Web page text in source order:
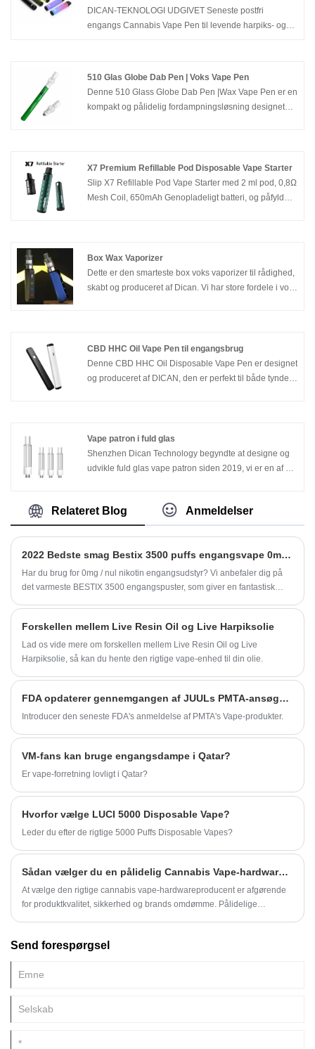
DICAN-TEKNOLOGI UDGIVET Seneste postfri
engangs Cannabis Vape Pen til levende harpiks- og
oliedampningsoplevelse, du aldrig har haft før.
510 Glas Globe Dab Pen | Voks Vape Pen
Denne 510 Glass Globe Dab Pen |Wax Vape Pen er en
kompakt og pålidelig fordampningsløsning designet
smag, glat damp og ensartet ydeevne til en bred vifte af
koncentrater.
X7 Premium Refillable Pod Disposable Vape Starter
Slip X7 Refillable Pod Vape Starter med 2 ml pod, 0,8Ω
Mesh Coil, 650mAh Genopladeligt batteri, og påfyld
Box Wax Vaporizer
Dette er den smarteste box voks vaporizer til rådighed,
skabt og produceret af Dican. Vi har store fordele i voks
mærker af voks vaporizers. Leder du efter
professionelle voks vape leverandører og producenter,
kontakt os venligst for yderligere diskussion.
CBD HHC Oil Vape Pen til engangsbrug
Denne CBD HHC Oil Disposable Vape Pen er designet
og produceret af DICAN, den er perfekt til både tynde
Bedre til cbd-olie og tykke olier som HHC-olie, Delta
8/9/10-olier.
Vape patron i fuld glas
Shenzhen Dican Technology begyndte at designe og
udvikle fuld glas vape patron siden 2019, vi er en af ​​de
testet af partnerkunder i USA af forskellige slags cbd
olier, det er nu den mest pålidelige glas vape patron på
Relateret Blog Anmeldelser
2022 Bedste smag Bestix 3500 puffs engangsvape 0mg nul nikotin
Har du brug for 0mg / nul nikotin engangsudstyr? Vi anbefaler dig på
det varmeste BESTIX 3500 engangspuster, som giver en fantastisk
Forskellen mellem Live Resin Oil og Live Harpiksolie
Lad os vide mere om forskellen mellem Live Resin Oil og Live
Harpiksolie, så kan du hente den rigtige vape-enhed til din olie.
FDA opdaterer gennemgangen af ​​JUULs PMTA-ansøgning
Introducer den seneste FDA's anmeldelse af PMTA's Vape-produkter.
VM-fans kan bruge engangsdampe i Qatar?
Er vape-forretning lovligt i Qatar?
Hvorfor vælge LUCI 5000 Disposable Vape?
Leder du efter de rigtige 5000 Puffs Disposable Vapes?
Sådan vælger du en pålidelig Cannabis Vape-hardwareproducent
At vælge den rigtige cannabis vape-hardwareproducent er afgørende
for produktkvalitet, sikkerhed og brands omdømme. Pålidelige
F&U-kapacitet. Virksomheder som DICAN VAPE fokuserer på postfri
designet til moderne tykke cannabisolier.
Send forespørgsel